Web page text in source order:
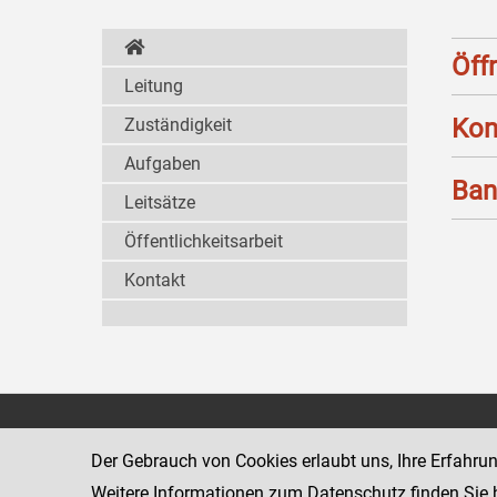
Leitung
Zuständigkeit
Aufgaben
Leitsätze
Öffentlichkeitsarbeit
Kontakt
www.justiz.gv.at/stak
Der Gebrauch von Cookies erlaubt uns, Ihre